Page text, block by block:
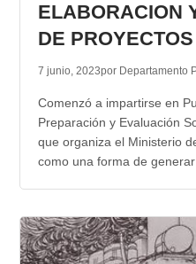
ELABORACION
DE
7 junio, 2023por Departamento
Comenzó a impartirse en
Preparación y Evaluación
que organiza el Ministerio
como una forma de